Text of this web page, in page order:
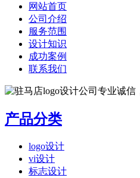
网站首页
公司介绍
服务范围
设计知识
成功案例
联系我们
产品分类
logo设计
vi设计
标志设计